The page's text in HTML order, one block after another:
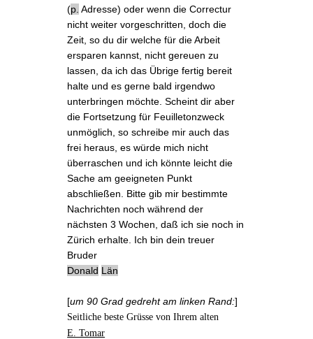
(p. Adresse) oder wenn die Correctur
nicht weiter vorgeschritten, doch die
Zeit, so du dir welche für die Arbeit
ersparen kannst, nicht gereuen zu
lassen, da ich das Übrige fertig bereit
halte und es gerne bald irgendwo
unterbringen möchte. Scheint dir aber
die Fortsetzung für Feuilletonzweck
unmöglich, so schreibe mir auch das
frei heraus, es würde mich nicht
überraschen und ich könnte leicht die
Sache am geeigneten Punkt
abschließen. Bitte gib mir bestimmte
Nachrichten noch während der
nächsten 3 Wochen, daß ich sie noch in
Zürich erhalte. Ich bin dein treuer
Bruder
Donald Län
[um 90 Grad gedreht am linken Rand:]
Seitliche beste Grüsse von Ihrem alten
E. Tomar